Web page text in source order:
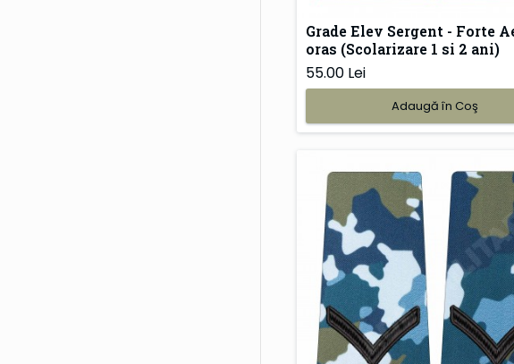
Grade Elev Sergent - Forte
oras (Scolarizare 1 si 2 ani)
55.00 Lei
Adaugă în Coş